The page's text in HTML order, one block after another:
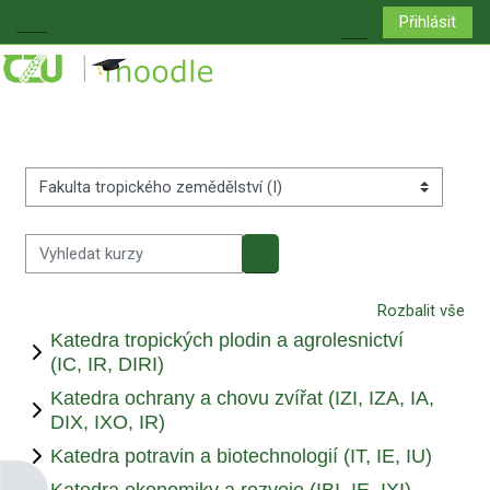
Boční panel
Přepnout
Přihlásit
Kategorie kurzů
Vyhledat kurzy
Vyhledat kurzy
Rozbalit vše
Katedra tropických plodin a agrolesnictví
(IC, IR, DIRI)
Katedra ochrany a chovu zvířat (IZI, IZA, IA,
DIX, IXO, IR)
Katedra potravin a biotechnologií (IT, IE, IU)